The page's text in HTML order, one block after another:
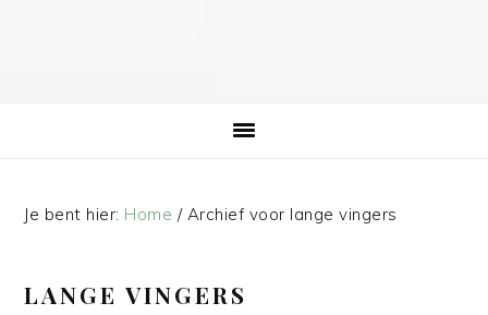
Je bent hier: Home /Archief voor lange vingers
LANGE VINGERS